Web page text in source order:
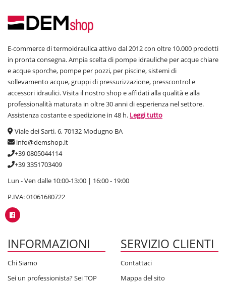
E-commerce di termoidraulica attivo dal 2012 con oltre 10.000 prodotti
in pronta consegna. Ampia scelta di pompe idrauliche per acque chiare
e acque sporche, pompe per pozzi, per piscine, sistemi di
sollevamento acque, gruppi di pressurizzazione, presscontrol e
accessori idraulici. Visita il nostro shop e affidati alla qualità e alla
professionalità maturata in oltre 30 anni di esperienza nel settore.
Assistenza costante e spedizione in 48 h. Leggi tutto
Viale dei Sarti, 6, 70132 Modugno BA
info@demshop.it
+39 0805044114
+39 3351703409
Lun - Ven dalle 10:00-13:00 | 16:00 - 19:00
P.IVA: 01061680722
INFORMAZIONI
Chi Siamo
Sei un professionista? Sei TOP
SERVIZIO CLIENTI
Contattaci
Mappa del sito